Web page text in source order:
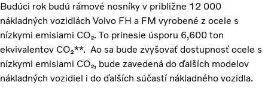
Budúci rok budú rámové nosníky v približne 12 000
nákladných vozidlách Volvo FH a FM vyrobené z ocele s
nízkymi emisiami CO₂. To prinesie úsporu 6,600 ton
ekvivalentov CO₂**. Ao sa bude zvyšovať dostupnosť ocele s
nízkymi emisiami CO₂, bude zavedená do ďalších modelov
nákladných vozidiel i do ďalších súčastí nákladného vozidla.